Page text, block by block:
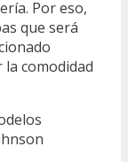
Por eso,
que será
comodidad